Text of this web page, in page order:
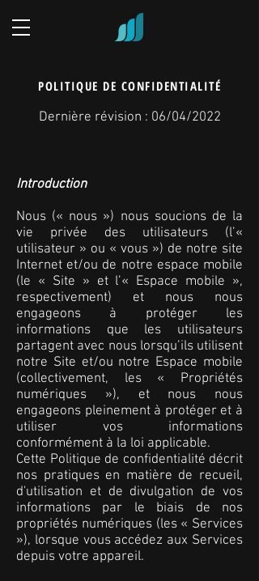
POLITIQUE DE CONFIDENTIALITÉ
Dernière révision : 06/04/2022
Introduction
Nous (« nous ») nous soucions de la
vie privée des utilisateurs (l’«
utilisateur » ou « vous ») de notre site
Internet et/ou de notre espace mobile
(le « Site » et l’« Espace mobile »,
respectivement) et nous nous
engageons à protéger les
informations que les utilisateurs
partagent avec nous lorsqu’ils utilisent
notre Site et/ou notre Espace mobile
(collectivement, les « Propriétés
numériques »), et nous nous
engageons pleinement à protéger et à
utiliser vos informations
conformément à la loi applicable.
Cette Politique de confidentialité décrit
nos pratiques en matière de recueil,
d'utilisation et de divulgation de vos
informations par le biais de nos
propriétés numériques (les « Services
»), lorsque vous accédez aux Services
depuis votre appareil.